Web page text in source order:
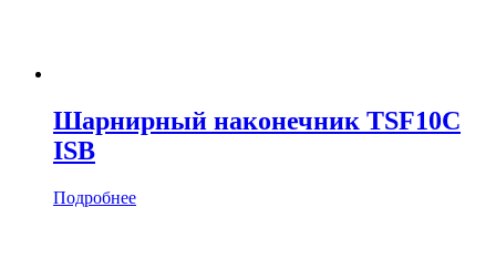
Шарнирный наконечник TSF10C
ISB
Подробнее